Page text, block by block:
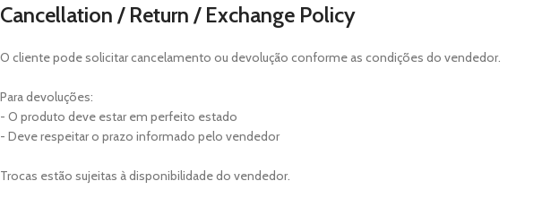
Cancellation / Return / Exchange Policy
O cliente pode solicitar cancelamento ou devolução conforme as condições do vendedor.
Para devoluções:
- O produto deve estar em perfeito estado
- Deve respeitar o prazo informado pelo vendedor
Trocas estão sujeitas à disponibilidade do vendedor.